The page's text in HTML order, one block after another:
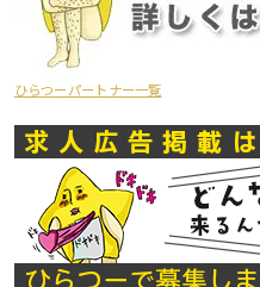
ひらつーパートナー一覧